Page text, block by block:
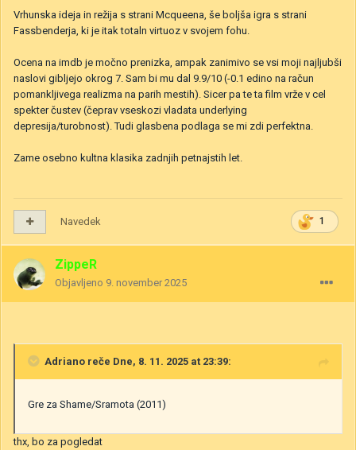
Vrhunska ideja in režija s strani Mcqueena, še boljša igra s strani
Fassbenderja, ki je itak totaln virtuoz v svojem fohu.
Ocena na imdb je močno prenizka, ampak zanimivo se vsi moji najljubši
naslovi gibljejo okrog 7. Sam bi mu dal 9.9/10 (-0.1 edino na račun
pomankljivega realizma na parih mestih). Sicer pa te ta film vrže v cel
spekter čustev (čeprav vseskozi vladata underlying
depresija/turobnost). Tudi glasbena podlaga se mi zdi perfektna.
Zame osebno kultna klasika zadnjih petnajstih let.
1
Navedek
ZippeR
Objavljeno 9. november 2025
Adriano reče Dne, 8. 11. 2025 at 23:39:
Gre za Shame/Sramota (2011)
thx, bo za pogledat